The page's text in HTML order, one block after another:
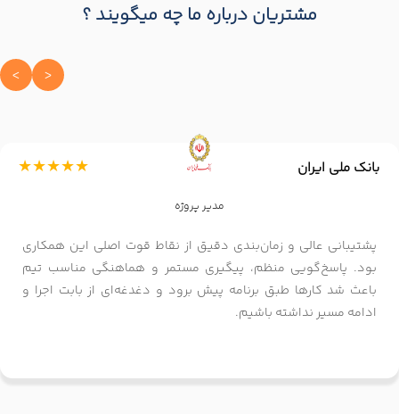
مشتریان درباره ما چه میگویند ؟
< >
بانک ملی ایران ★★★★★
مدیر پروژه
پشتیبانی عالی و زمان‌بندی دقیق از نقاط قوت اصلی این همکاری
بود. پاسخ‌گویی منظم، پیگیری مستمر و هماهنگی مناسب تیم
باعث شد کارها طبق برنامه پیش برود و دغدغه‌ای از بابت اجرا و
ادامه مسیر نداشته باشیم.